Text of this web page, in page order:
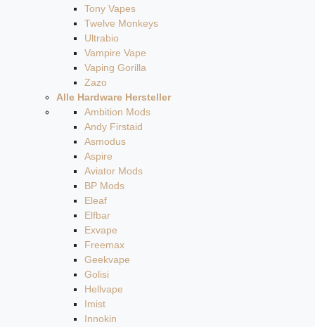
Tony Vapes
Twelve Monkeys
Ultrabio
Vampire Vape
Vaping Gorilla
Zazo
Alle Hardware Hersteller
Ambition Mods
Andy Firstaid
Asmodus
Aspire
Aviator Mods
BP Mods
Eleaf
Elfbar
Exvape
Freemax
Geekvape
Golisi
Hellvape
Imist
Innokin